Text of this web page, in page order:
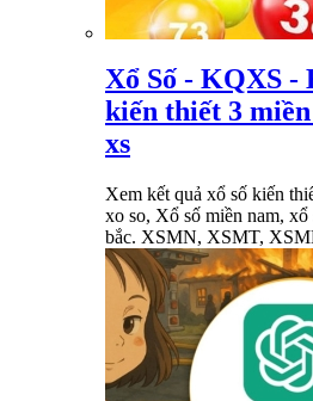
Xổ Số - KQXS -
kiến thiết 3
xs
Xem kết quả xổ số kiến
xo so, Xổ số miền nam,
bắc. XSMN, XSMT,